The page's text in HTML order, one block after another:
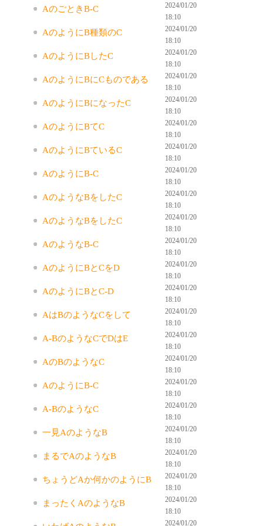
AのごときB-C
2024/01/20
18:10
AのようにB種類のC
2024/01/20
18:10
AのようにBしたC
2024/01/20
18:10
AのようにBにCものである
2024/01/20
18:10
AのようにBになったC
2024/01/20
18:10
AのようにBてC
2024/01/20
18:10
AのようにBているC
2024/01/20
18:10
AのようにB-C
2024/01/20
18:10
AのようなBをしたC
2024/01/20
18:10
AのようなBをしたC
2024/01/20
18:10
AのようなB-C
2024/01/20
18:10
AのようにBとCをD
2024/01/20
18:10
AのようにBとC-D
2024/01/20
18:10
AはBのようなCをして
2024/01/20
18:10
A-BのようなCでDはE
2024/01/20
18:10
AのBのようなC
2024/01/20
18:10
AのようにB-C
2024/01/20
18:10
A-BのようなC
2024/01/20
18:10
一見AのようなB
2024/01/20
18:10
まるでAのようなB
2024/01/20
18:10
ちょうどAか何かのようにB
2024/01/20
18:10
まったくAのようなB
2024/01/20
18:10
2024/01/20